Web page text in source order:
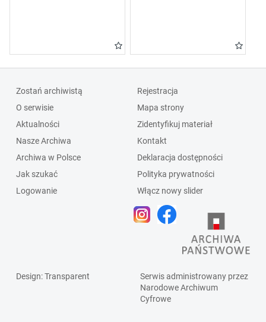
Zostań archiwistą
O serwisie
Aktualności
Nasze Archiwa
Archiwa w Polsce
Jak szukać
Logowanie
Rejestracja
Mapa strony
Zidentyfikuj materiał
Kontakt
Deklaracja dostępności
Polityka prywatności
Włącz nowy slider
Design: Transparent
Serwis administrowany przez
Narodowe Archiwum
Cyfrowe